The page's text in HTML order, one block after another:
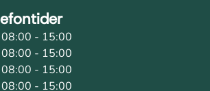
08:00 - 15:00
08:00 - 15:00
08:00 - 15:00
08:00 - 15:00